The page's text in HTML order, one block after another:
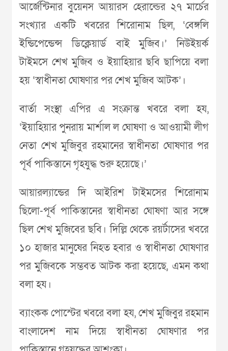
আর্জেন্টিনার বুয়েনস আয়ারস হেরাল্ডের ২৭ মার্চের
সংখ্যার একটি খবরের শিরোনাম ছিল, ‘বেঙ্গলি
ইন্ডিপেন্ডেন্স ডিক্লেয়ার্ড বাই মুজিব।’ নিউইয়র্ক
টাইমসে শেখ মুজিব ও ইয়াহিয়ার ছবি ছাপিয়ে বলা
হয় ‘স্বাধীনতা ঘোষণার পর শেখ মুজিব আটক’।
বার্তা সংস্থা এপির এ সংক্রান্ত খবরে বলা হয,
‘ইয়াহিয়ার পুনরায় মার্শাল ল ঘোষণা ও আওয়ামী লীগ
নেতা শেখ মুজিবুর রহমানের স্বাধীনতা ঘোষণার পর
পূর্ব পাকিস্তানে গৃহযুদ্ধ শুরু হয়েছে।’
আয়ারল্যান্ডের দি আইরিশ টাইমসের শিরোনাম
ছিলো-পূর্ব পাকিস্তানের স্বাধীনতা ঘোষণা আর সঙ্গে
ছিল শেখ মুজিবের ছবি। দিল্লি থেকে রয়র্টাসের খবরে
১০ হাজার মানুষের নিহত হবার ও স্বাধীনতা ঘোষণার
পর মুজিবকে সম্ভবত আটক করা হয়েছে, এমন কথা
বলা হয।
ব্যাংকক পোস্টের খবরে বলা হয, শেখ মুজিবুর রহমান
বাংলাদেশ নাম দিয়ে স্বাধীনতা ঘোষণার পর